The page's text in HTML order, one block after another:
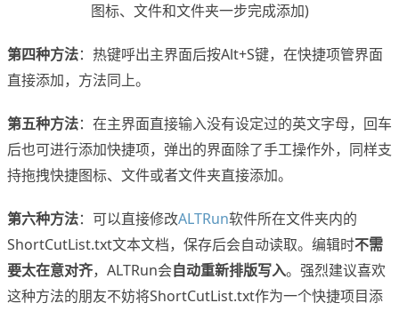
图标、文件和文件夹一步完成添加)
第四种方法：热键呼出主界面后按Alt+S键，在快捷项管界面
直接添加，方法同上。
第五种方法：在主界面直接输入没有设定过的英文字母，回车
后也可进行添加快捷项，弹出的界面除了手工操作外，同样支
持拖拽快捷图标、文件或者文件夹直接添加。
第六种方法：可以直接修改ALTRun软件所在文件夹内的
ShortCutList.txt文本文档，保存后会自动读取。编辑时不需
要太在意对齐，ALTRun会自动重新排版写入。强烈建议喜欢
这种方法的朋友不妨将ShortCutList.txt作为一个快捷项目添